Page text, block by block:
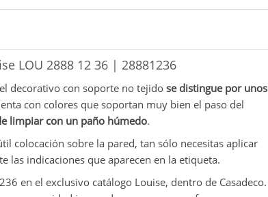
LOU 2888 12 36 | 28881236
decorativo con soporte no tejido se distingue por unos
con colores que soportan muy bien el paso del
limpiar con un paño húmedo.
colocación sobre la pared, tan sólo necesitas aplicar
las indicaciones que aparecen en la etiqueta.
en el exclusivo catálogo Louise, dentro de Casadeco.